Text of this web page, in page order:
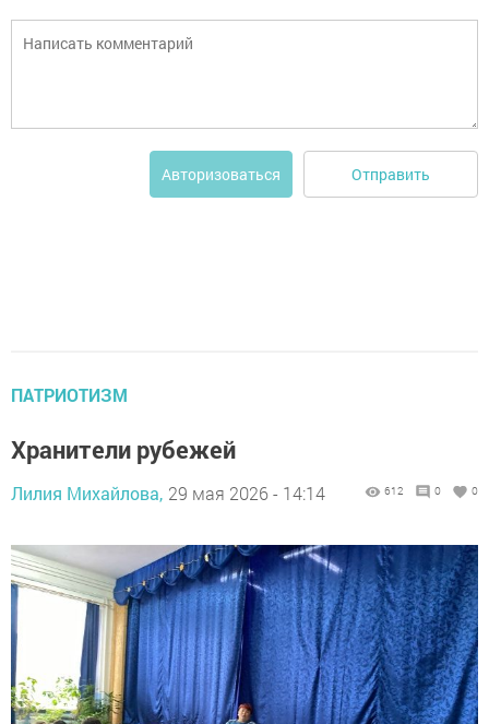
Авторизоваться Отправить
ПАТРИОТИЗМ
Хранители рубежей
Лилия Михайлова, 29 мая 2026 - 14:14 612 0 0